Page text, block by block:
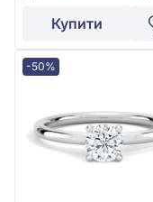
Купити
-50%